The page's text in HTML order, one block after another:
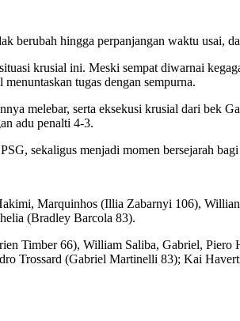
berubah hingga perpanjangan waktu usai,
krusial ini. Meski sempat diwarnai
tugas dengan sempurna.
melebar, serta eksekusi krusial dari bek
adu penalti 4-3.
sekaligus menjadi momen bersejarah
Marquinhos (Illia Zabarnyi 106),
(Bradley Barcola 83).
Timber 66), William Saliba, Gabriel,
Trossard (Gabriel Martinelli 83); Kai